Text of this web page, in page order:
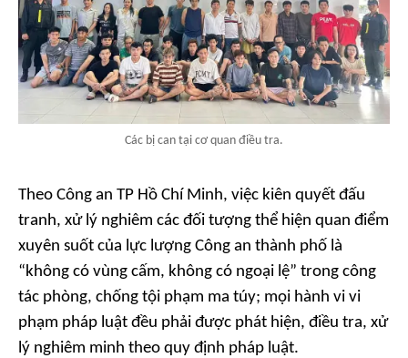
Các bị can tại cơ quan điều tra.
Theo Công an TP Hồ Chí Minh, việc kiên quyết đấu
tranh, xử lý nghiêm các đối tượng thể hiện quan điểm
xuyên suốt của lực lượng Công an thành phố là
“không có vùng cấm, không có ngoại lệ” trong công
tác phòng, chống tội phạm ma túy; mọi hành vi vi
phạm pháp luật đều phải được phát hiện, điều tra, xử
lý nghiêm minh theo quy định pháp luật.